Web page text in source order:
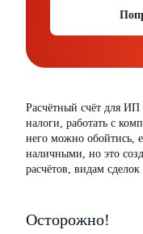
Расчётный счёт для ИП
налоги, работать с
него можно обойтись,
наличными, но это
расчётов, видам
Осторожно!